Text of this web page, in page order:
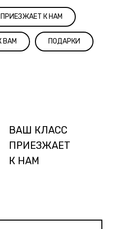
К НАМ
ВАМ ПОДАРКИ
ВАШ КЛАСС
ПРИЕЗЖАЕТ
К НАМ